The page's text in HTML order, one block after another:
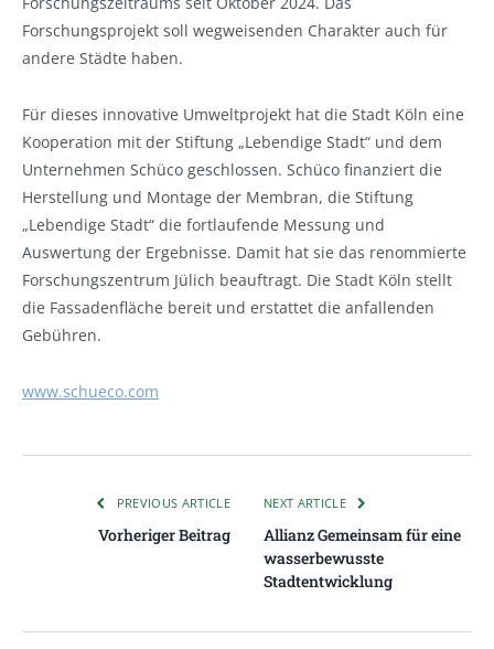
Forschungsprojekt soll wegweisenden Charakter auch für
andere Städte haben.
Für dieses innovative Umweltprojekt hat die Stadt Köln eine
Kooperation mit der Stiftung „Lebendige Stadt“ und dem
Unternehmen Schüco geschlossen. Schüco finanziert die
Herstellung und Montage der Membran, die Stiftung
„Lebendige Stadt“ die fortlaufende Messung und
Auswertung der Ergebnisse. Damit hat sie das renommierte
Forschungszentrum Jülich beauftragt. Die Stadt Köln stellt
die Fassadenfläche bereit und erstattet die anfallenden
Gebühren.
www.schueco.com
PREVIOUS ARTICLE
Vorheriger Beitrag
NEXT ARTICLE
Allianz Gemeinsam für eine
wasserbewusste
Stadtentwicklung